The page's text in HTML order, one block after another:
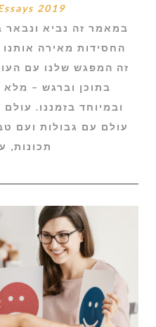
2019
במאמר זה נביא
החסידות מאירה אותנו
זה המפגש שלנו עם
בתוכן וברגש – מלא
ובמיוחד בזמננו.
עולם עם גבולות ועם
תכונות,